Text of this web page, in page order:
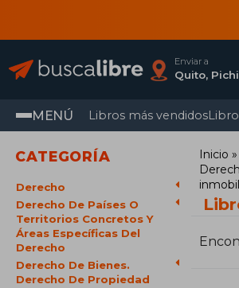
Enviar a
Quito,
MENÚ Libros más vendidos
CATEGORÍA
Derecho
Derecho De Países O
Territorios Concretos Y
Áreas Específicas Del
Derecho
Derecho De Bienes.
Derecho De Propiedad
Inicio